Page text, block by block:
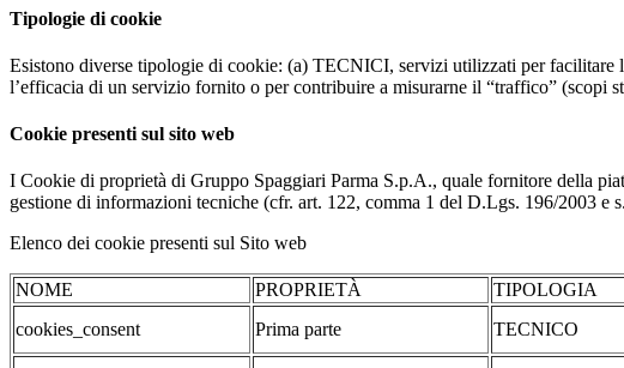
Tipologie di cookie
Esistono diverse tipologie di cookie: (a) TECNICI, servizi utilizzati per
l’efficacia di un servizio fornito o per contribuire a misurarne il “traffico” (scopi
Cookie presenti sul sito web
I Cookie di proprietà di Gruppo Spaggiari Parma S.p.A., quale fornitore della
gestione di informazioni tecniche (cfr. art. 122, comma 1 del D.Lgs. 196/2003 e
Elenco dei cookie presenti sul Sito web
NOME PROPRIETÀ TIPOLOGIA
cookies_consent
Prima parte TECNICO